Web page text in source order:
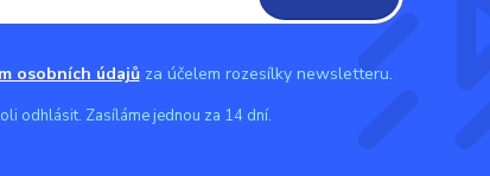
osobních údajůza účelem rozesílky newsletteru.
odhlásit. Zasíláme jednou za 14 dní.